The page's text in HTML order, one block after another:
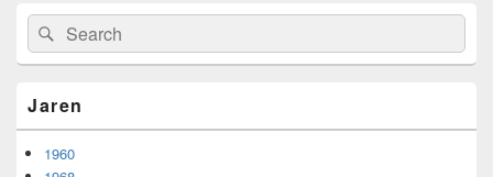
Primary
Sidebar
Widget
Area
Search
for:
Search
Jaren
1960